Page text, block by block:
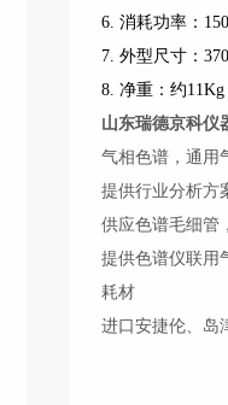
6. 消耗功率：
7. 外型尺寸：
8. 净重：约11Kg
山东瑞德京科仪
气相色谱，通用
提供行业分析方
供应色谱毛细管
提供色谱仪联用
耗材
进口安捷伦、岛